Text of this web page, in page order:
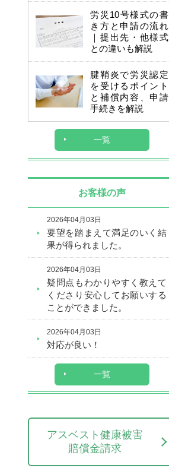
労災10号様式の書
き方と申請の流れ
｜提出先・他様式
との違いも解説
腱鞘炎で労災認定
を受けるポイント
と補償内容、申請
手続きを解説
一覧
お客様の声
2026年04月03日
要望を踏まえて満足のいく結
果が得られました。
2026年04月03日
疑問点もわかりやすく教えて
くださり安心してお願いする
ことができました。
2026年04月03日
対応が良い！
一覧
アスベスト健康被害
賠償金請求